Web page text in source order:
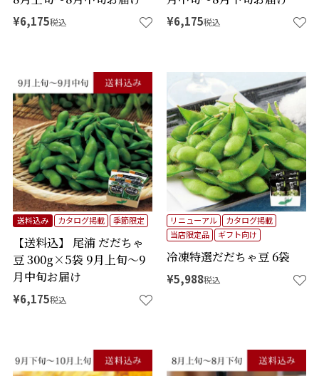
¥6,175税込 ¥6,175税込
【送料込】 尾浦 だだちゃ
豆 300g×5袋 9月上旬～9
月中旬お届け
送料込み カタログ掲載 季節限定
¥6,175税込
冷凍特選だだちゃ豆 6袋
リニューアル
カタログ掲載
当店限定品
ギフト向け
¥5,988税込